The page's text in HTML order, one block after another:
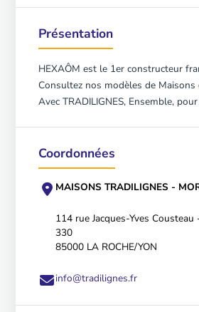
Présentation
HEXAÔM est le 1er constructeur
Consultez nos modèles de
Avec TRADILIGNES, Ensemble,
Coordonnées
MAISONS TRADILIGNES -
114 rue Jacques-Yves
330
85000 LA ROCHE/YON
info@tradilignes.fr